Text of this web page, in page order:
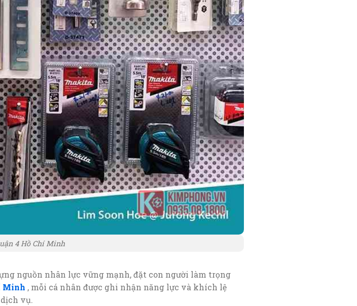
4 Hồ Chí Minh
nguồn nhân lực vững mạnh, đặt con người làm trọng
Minh , mỗi cá nhân được ghi nhận năng lực và khích lệ
vụ.